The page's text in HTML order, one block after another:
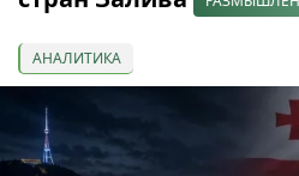
АНАЛИТИКА